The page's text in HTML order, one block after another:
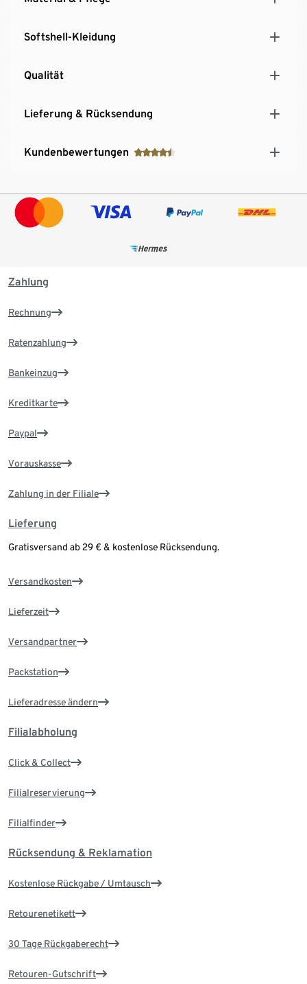
Softshell-Kleidung
Qualität
Lieferung & Rücksendung
Kundenbewertungen
Zahlung
Rechnung
Ratenzahlung
Bankeinzug
Kreditkarte
Paypal
Vorauskasse
Zahlung in der Filiale
Lieferung
Gratisversand ab 29 € & kostenlose Rücksendung.
Versandkosten
Lieferzeit
Versandpartner
Packstation
Lieferadresse ändern
Filialabholung
Click & Collect
Filialreservierung
Filialfinder
Rücksendung & Reklamation
Kostenlose Rückgabe / Umtausch
Retourenetikett
30 Tage Rückgaberecht
Retouren-Gutschrift